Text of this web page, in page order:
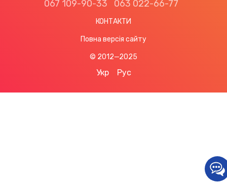
067 109-90-33 063 022-66-77
КОНТАКТИ
Повна версія сайту
© 2012—2025
Укр Рус